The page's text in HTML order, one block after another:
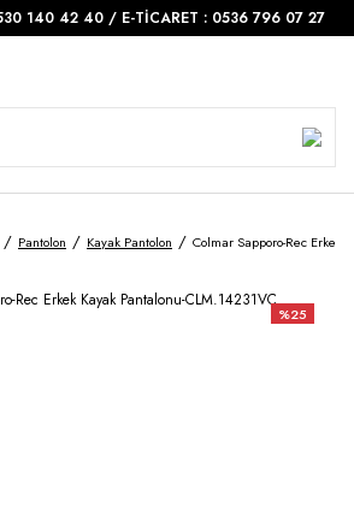
140 42 40 / E-TİCARET : 0536 796 07 27
Pantolon Kayak Pantolon Colmar Sapporo-Rec Erkek
%25